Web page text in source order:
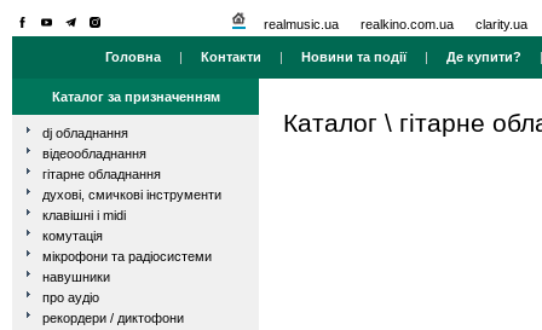
realmusic.ua realkino.com.ua clarity.ua
Головна | Контакти | Новини та події| Де купити?
Каталог за призначенням
dj обладнання
відеообладнання
гітарне обладнання
духові, смичкові інструменти
клавішні і midi
комутація
мікрофони та радіосистеми
навушники
про аудіо
рекордери / диктофони
Каталог \ гітарне